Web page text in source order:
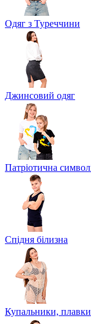
Одяг з Туреччини
Джинсовий одяг
Патріотична
Спідня білизна
Купальники, плавки